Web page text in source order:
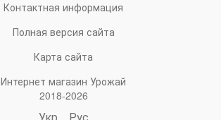
Контактная информация
Полная версия сайта
Карта сайта
Интернет магазин Урожай
2018-2026